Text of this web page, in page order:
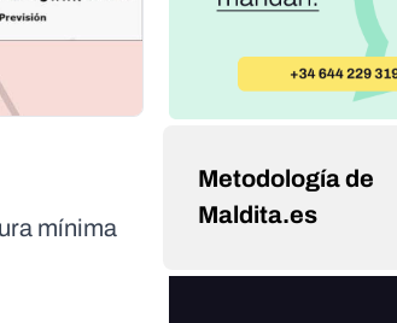
mínima
Metodología de
Maldita.es